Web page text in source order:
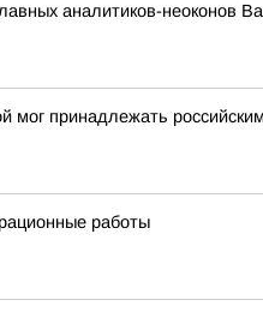
аналитиков-неоконов
мог принадлежать
работы